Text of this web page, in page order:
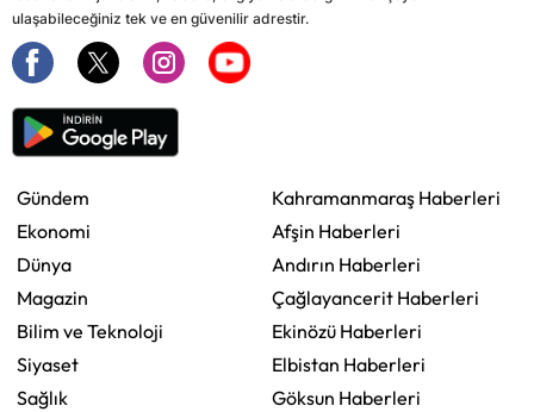
ulaşabileceğiniz tek ve en güvenilir adrestir.
Gündem
Ekonomi
Dünya
Magazin
Bilim ve Teknoloji
Siyaset
Sağlık
Kahramanmaraş Haberleri
Afşin Haberleri
Andırın Haberleri
Çağlayancerit Haberleri
Ekinözü Haberleri
Elbistan Haberleri
Göksun Haberleri